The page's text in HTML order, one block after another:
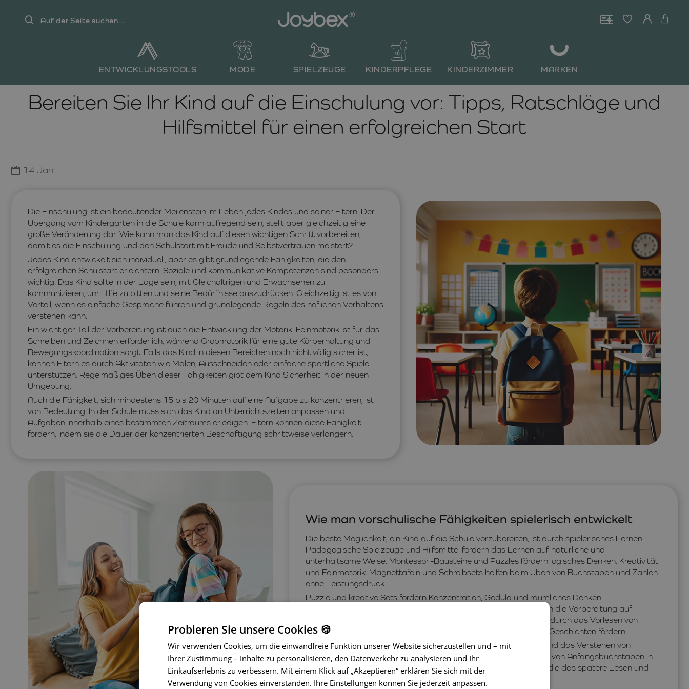
Auf
ENTWICKLUNGSTOOLS MODE SPIELZEUGE KINDERPFLEGE KINDERZIMMER MARKEN
Bereiten Sie Ihr Kind auf die Einschulung vor: Tipps, Ratschläge und
Hilfsmittel für einen erfolgreichen Start
14 Jan.
Die Einschulung ist ein bedeutender Meilenstein im Leben jedes Kindes und seiner Eltern. Der
Übergang vom Kindergarten in die Schule kann aufregend sein, stellt aber gleichzeitig eine
große Veränderung dar. Wie kann man das Kind auf diesen wichtigen Schritt vorbereiten,
damit es die Einschulung und den Schulstart mit Freude und Selbstvertrauen meistert?
Jedes Kind entwickelt sich individuell, aber es gibt grundlegende Fähigkeiten, die den
erfolgreichen Schulstart erleichtern. Soziale und kommunikative Kompetenzen sind besonders
wichtig. Das Kind sollte in der Lage sein, mit Gleichaltrigen und Erwachsenen zu
kommunizieren, um Hilfe zu bitten und seine Bedürfnisse auszudrücken. Gleichzeitig ist es von
Vorteil, wenn es einfache Gespräche führen und grundlegende Regeln des höflichen Verhaltens
verstehen kann.
Ein wichtiger Teil der Vorbereitung ist auch die Entwicklung der Motorik. Feinmotorik ist für das
Schreiben und Zeichnen erforderlich, während Grobmotorik für eine gute Körperhaltung und
Bewegungskoordination sorgt. Falls das Kind in diesen Bereichen noch nicht völlig sicher ist,
können Eltern es durch Aktivitäten wie Malen, Ausschneiden oder einfache sportliche Spiele
unterstützen. Regelmäßiges Üben dieser Fähigkeiten gibt dem Kind Sicherheit in der neuen
Umgebung.
Auch die Fähigkeit, sich mindestens 15 bis 20 Minuten auf eine Aufgabe zu konzentrieren, ist
von Bedeutung. In der Schule muss sich das Kind an Unterrichtszeiten anpassen und
Aufgaben innerhalb eines bestimmten Zeitraums erledigen. Eltern können diese Fähigkeit
fördern, indem sie die Dauer der konzentrierten Beschäftigung schrittweise verlängern.
Wie man vorschulische Fähigkeiten spielerisch entwickelt
Die beste Möglichkeit, ein Kind auf die Schule vorzubereiten, ist durch spielerisches Lernen.
Pädagogische Spielzeuge und Hilfsmittel fördern das Lernen auf natürliche und
unterhaltsame Weise. Montessori-Bausteine und Puzzles fördern logisches Denken, Kreativität
und Feinmotorik. Magnettafeln und Schreibsets helfen beim Üben von Buchstaben und Zahlen
ohne Leistungsdruck.
Puzzle und kreative Sets fördern Konzentration, Geduld und räumliches Denken.
Gedächtnisspiele wie Memory oder einfache Puzzles unterstützen die Vorbereitung auf
schulische Aufgaben. Eltern können zudem die Lesevorbereitung durch das Vorlesen von
Märchen, das Beschreiben von Bildern und das Erzählen eigener Geschichten fördern.
Ein weiterer wichtiger Aspekt ist der Ausbau des Wortschatzes und das Verstehen von
Satzbedeutungen. Spiele mit Reimen, Rätseln oder das Erkennen von Anfangsbuchstaben in
einfachen Wörtern helfen, sprachliche Fähigkeiten zu entwickeln, die das spätere Lesen und
Schreiben erleichtern.
Probieren Sie unsere Cookies 🍪
Wir verwenden Cookies, um die einwandfreie Funktion unserer Website sicherzustellen und – mit
Ihrer Zustimmung – Inhalte zu personalisieren, den Datenverkehr zu analysieren und Ihr
Einkaufserlebnis zu verbessern. Mit einem Klick auf „Akzeptieren“ erklären Sie sich mit der
Verwendung von Cookies einverstanden. Ihre Einstellungen können Sie jederzeit anpassen.